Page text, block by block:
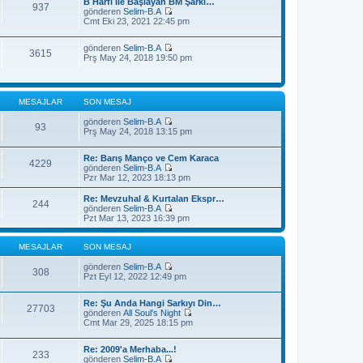
t
lg
r
n
l
m
e
s
a
ı
r
t
l
937
gönderen Selim-B.A
S
n
e
j
r
ü
n
t
l
Cmt Eki 23, 2021 22:45 pm
3615 gönderen Selim-B.A
S
m
e
a
ı
ö
r
ü
n
t
ü
e
Prş May 24, 2018 19:50 pm
MESAJLAR SON MESAJ
93 gönderen Selim-B.A
S
n
m
s
a
j
g
ö
r
n
ü
e
Prş May 24, 2018 13:15 pm
4229
Re: Barış Manço ve Cem Karaca
gönderen Selim-B.A
S
o
n
m
e
s
a
ö
r
ü
n
t
ü
e
Pzr Mar 12, 2023 18:13 pm
244
Re: Mevzuhal & Kurtalan Ekspr…
gönderen Selim-B.A
S
o
n
e
a
ı
g
ö
r
n
t
Pzt Mar 13, 2023 16:39 pm
MESAJLAR SON MESAJ
308 gönderen Selim-B.A
S
o
n
m
e
s
j
ı
Pzt Eyl 12, 2022 12:49 pm
27703
Re: Şu Anda Hangi Sarkıyı Din…
gönderen All Soul's Night
S
n
Cmt Mar 29, 2025 18:15 pm
233
Re: 2009'a Merhaba...!
gönderen Selim-B.A